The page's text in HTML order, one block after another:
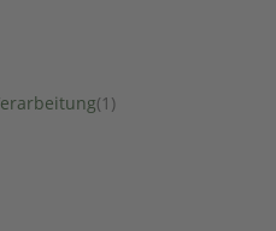
(1 )